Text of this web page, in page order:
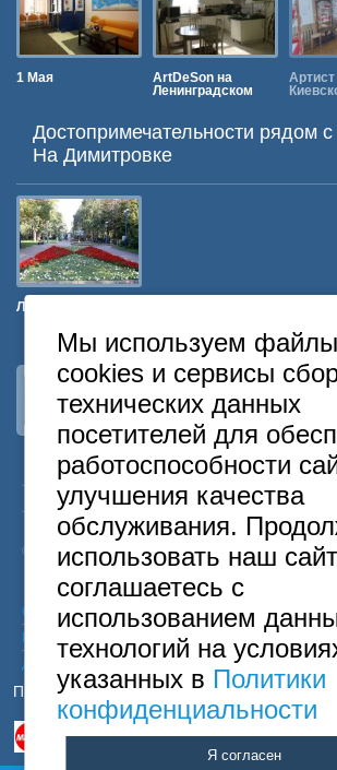
1 Мая
ArtDeSon на
Ленинградском
Артист
Достопримечательности рядом
На Димитровке
Лианозовский парк
Наша группа ВКонтакте
Москва
Санкт-Петербург
Бесплатный
+7 495 646-74-40
+7 812
418-22-18
8 800 222-58-32
© 2015 Hostels of Moscow. Все права защищены.
Согласие на обработку персональных данных
Политика конфиденциальности
Договор оферты
Принимаем к оплате
Мы используем файлы
cookies и сервисы
технических данных
посетителей для
работоспособности
улучшения качества
обслуживания.
использовать наш
соглашаетесь с
использованием
технологий на
указанных в Политики
конфиденциальности
Я согласен